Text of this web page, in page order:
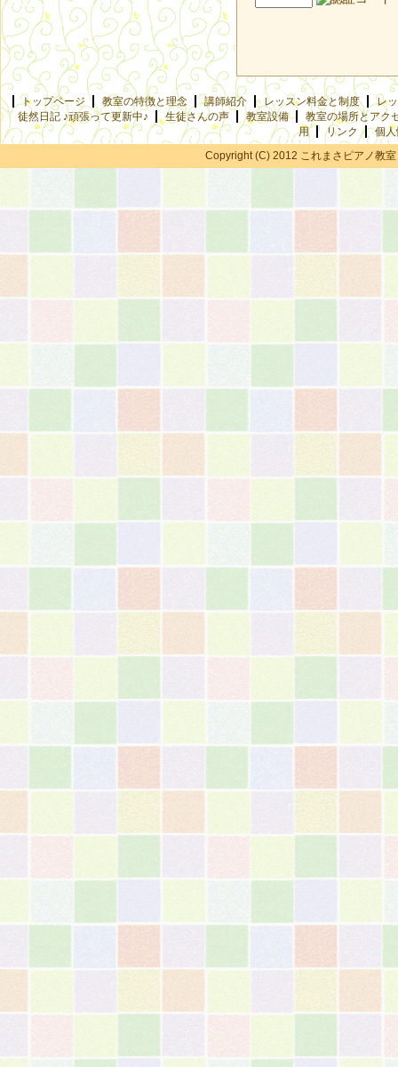
トップページ 教室の特徴と理念 講師紹介 レッスン料金と制度
レ
徒然日記 ♪頑張って更新中♪
生徒さんの声 教室設備
教室の場所とアク
用
リンク
個
Copyright (C) 2012 これまさピアノ教